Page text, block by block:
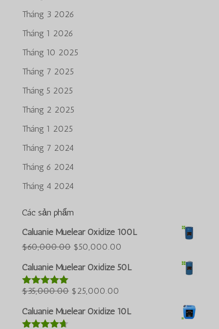
Tháng 3 2026
Tháng 1 2026
Tháng 10 2025
Tháng 7 2025
Tháng 5 2025
Tháng 2 2025
Tháng 1 2025
Tháng 7 2024
Tháng 6 2024
Tháng 4 2024
Các sản phẩm
Caluanie Muelear Oxidize 100L
$60,000.00 Giá
gốc
$60,000.00.
$50,000.00
Caluanie Muelear Oxidize 50L
Được xếp
sao
$35,000.00 Giá
gốc
$25,000.00
Caluanie Muelear Oxidize 10LBahasa Melayu
Português do Brasil